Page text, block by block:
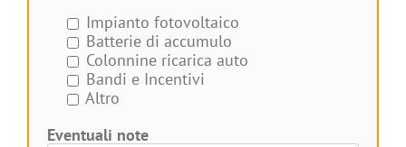
Impianto fotovoltaico
Batterie di accumulo
Colonnine ricarica auto
Bandi e Incentivi
Altro
Eventuali note